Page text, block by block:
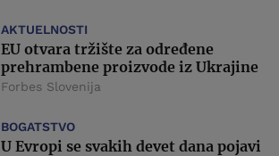
AKTUELNOSTI
EU otvara tržište za određene
prehrambene proizvode iz Ukrajine
Forbes Slovenija
BOGATSTVO
U Evropi se svakih devet dana pojavi